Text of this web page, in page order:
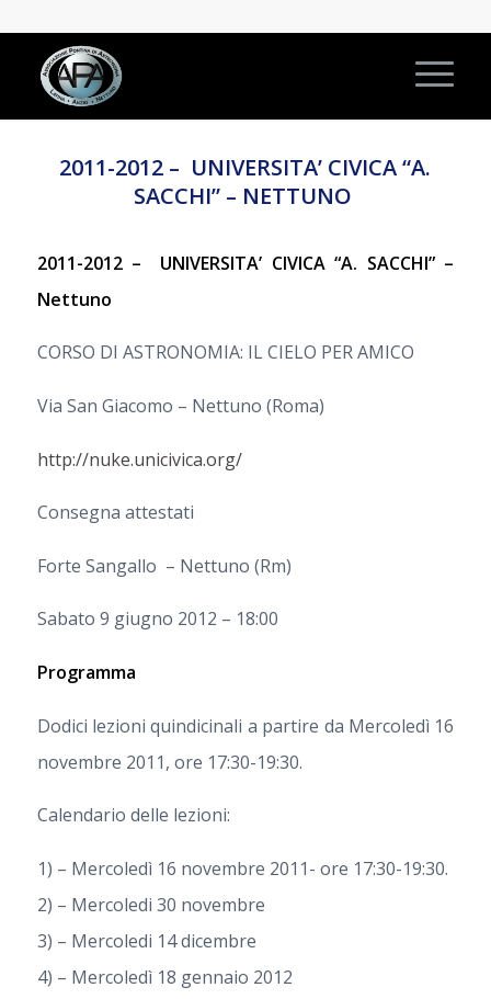
2011-2012 – UNIVERSITA’ CIVICA “A.
SACCHI” – NETTUNO
2011-2012 – UNIVERSITA’ CIVICA “A. SACCHI” –
Nettuno
CORSO DI ASTRONOMIA: IL CIELO PER AMICO
Via San Giacomo – Nettuno (Roma)
http://nuke.unicivica.org/
Consegna attestati
Forte Sangallo – Nettuno (Rm)
Sabato 9 giugno 2012 – 18:00
Programma
Dodici lezioni quindicinali a partire da Mercoledì 16
novembre 2011, ore 17:30-19:30.
Calendario delle lezioni:
1) – Mercoledì 16 novembre 2011- ore 17:30-19:30.
2) – Mercoledi 30 novembre
3) – Mercoledi 14 dicembre
4) – Mercoledì 18 gennaio 2012